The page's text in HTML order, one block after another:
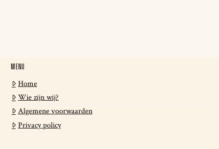
MENU
Home
Wie zijn wij?
Algemene voorwaarden
Privacy policy